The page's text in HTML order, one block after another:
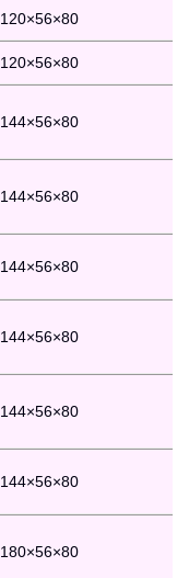
120×56×80
120×56×80
144×56×80
144×56×80
144×56×80
144×56×80
144×56×80
144×56×80
180×56×80